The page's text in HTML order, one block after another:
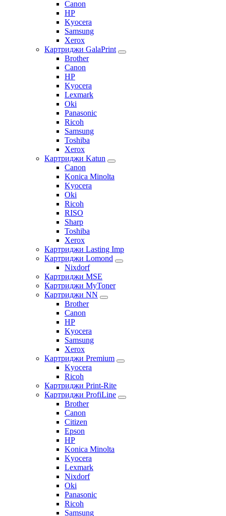
Canon
HP
Kyocera
Samsung
Xerox
Картриджи GalaPrint
Brother
Canon
HP
Kyocera
Lexmark
Oki
Panasonic
Ricoh
Samsung
Toshiba
Xerox
Картриджи Katun
Canon
Konica Minolta
Kyocera
Oki
Ricoh
RISO
Sharp
Toshiba
Xerox
Картриджи Lasting Imp
Картриджи Lomond
Nixdorf
Картриджи MSE
Картриджи MyToner
Картриджи NN
Brother
Canon
HP
Kyocera
Samsung
Xerox
Картриджи Premium
Kyocera
Ricoh
Картриджи Print-Rite
Картриджи ProfiLine
Brother
Canon
Citizen
Epson
HP
Konica Minolta
Kyocera
Lexmark
Nixdorf
Oki
Panasonic
Ricoh
Samsung